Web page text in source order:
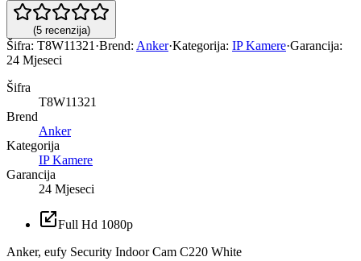
(5 recenzija)
Šifra: T8W11321 ·Brend: Anker·Kategorija: IP Kamere·Garancija:
24 Mjeseci
Šifra
T8W11321
Brend
Anker
Kategorija
IP Kamere
Garancija
24 Mjeseci
Full Hd 1080p
Anker, eufy Security Indoor Cam C220 White